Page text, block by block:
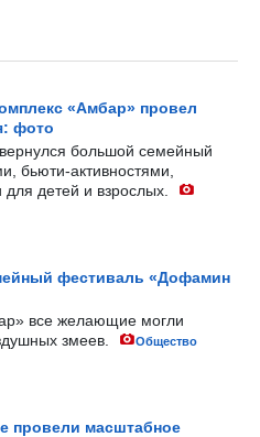
«Амбар» провел
фото
большой семейный
бьюти-активностями,
детей и взрослых.
фестиваль «Дофамин
все желающие могли
змеев.
Общество
провели масштабное